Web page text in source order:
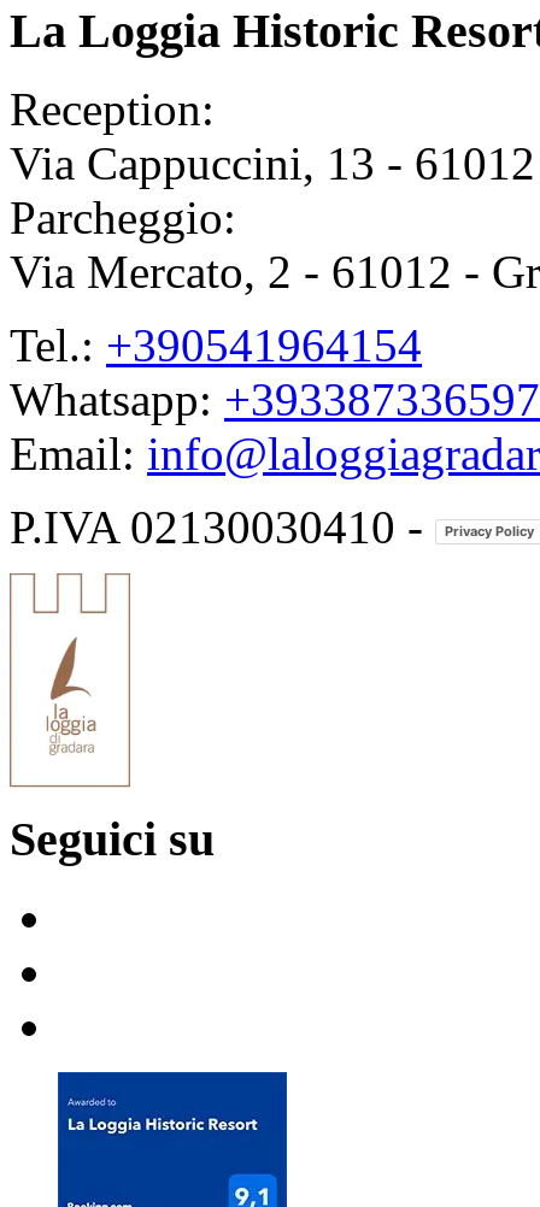
La Loggia Historic
Reception:
Via Cappuccini, 13 -
Parcheggio:
Via Mercato, 2 - 61012 -
Tel.: +390541964154
Whatsapp: +393387336597
Email:
P.IVA 02130030410 -
Privacy Policy
Seguici su